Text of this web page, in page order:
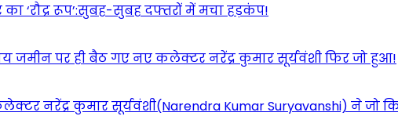
‘रौद्र रूप’:सुबह-सुबह दफ्तरों में मचा हड़कंप!
जमीन पर ही बैठ गए नए कलेक्टर नरेंद्र कुमार सूर्यवंशी फिर जो हुआ!
नरेंद्र कुमार सूर्यवंशी(Narendra Kumar Suryavanshi) ने